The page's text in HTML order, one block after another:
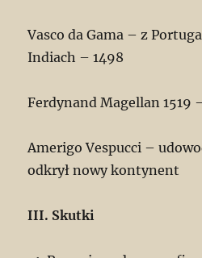
Vasco da Gama – z
Indiach – 1498
Ferdynand Magellan 1519
Amerigo Vespucci –
odkrył nowy kontynent
III. Skutki